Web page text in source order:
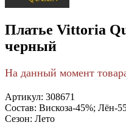
Платье Vittoria
черный
На данный момент
Артикул: 308671
Состав: Вискоза-45%; Лён-
Сезон: Лето